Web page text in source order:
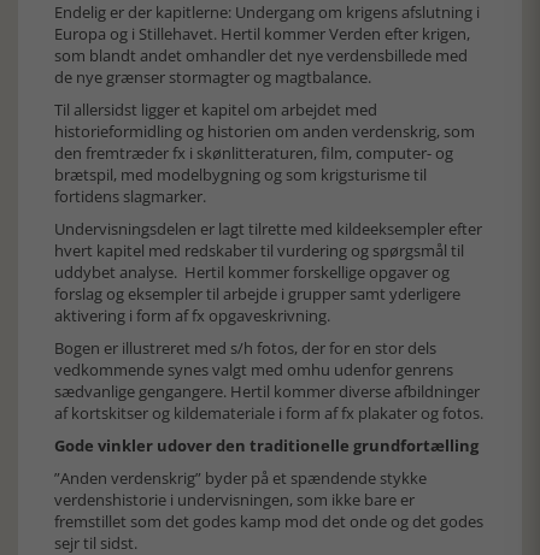
Endelig er der kapitlerne: Undergang om krigens afslutning i
Europa og i Stillehavet. Hertil kommer Verden efter krigen,
som blandt andet omhandler det nye verdensbillede med
de nye grænser stormagter og magtbalance.
Til allersidst ligger et kapitel om arbejdet med
historieformidling og historien om anden verdenskrig, som
den fremtræder fx i skønlitteraturen, film, computer- og
brætspil, med modelbygning og som krigsturisme til
fortidens slagmarker.
Undervisningsdelen er lagt tilrette med kildeeksempler efter
hvert kapitel med redskaber til vurdering og spørgsmål til
uddybet analyse. Hertil kommer forskellige opgaver og
forslag og eksempler til arbejde i grupper samt yderligere
aktivering i form af fx opgaveskrivning.
Bogen er illustreret med s/h fotos, der for en stor dels
vedkommende synes valgt med omhu udenfor genrens
sædvanlige gengangere. Hertil kommer diverse afbildninger
af kortskitser og kildemateriale i form af fx plakater og fotos.
Gode vinkler udover den traditionelle grundfortælling
”Anden verdenskrig” byder på et spændende stykke
verdenshistorie i undervisningen, som ikke bare er
fremstillet som det godes kamp mod det onde og det godes
sejr til sidst.